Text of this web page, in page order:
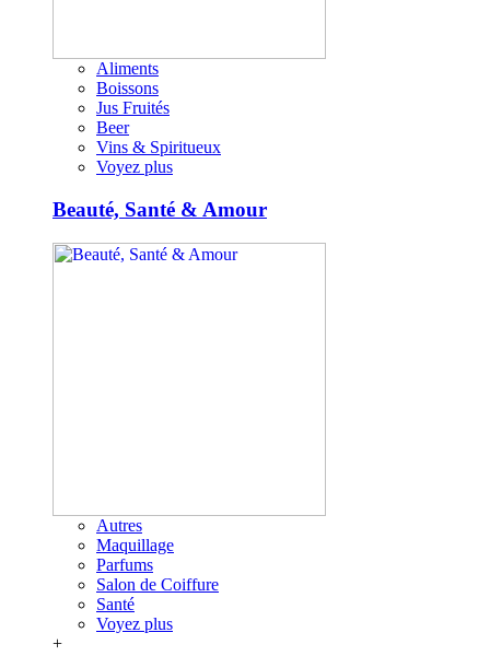
Aliments
Boissons
Jus Fruités
Beer
Vins & Spiritueux
Voyez plus
Beauté, Santé & Amour
Autres
Maquillage
Parfums
Salon de Coiffure
Santé
Voyez plus
+